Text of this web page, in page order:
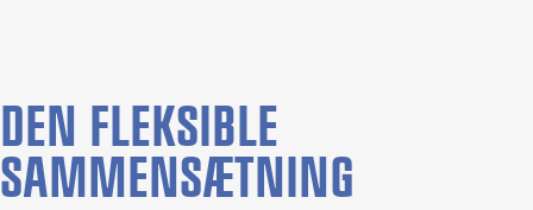
DEN FLEKSIBLE
SAMMENSÆTNING